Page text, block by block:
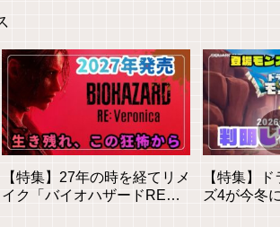
【特集】27年の時を経てリメ
イク「バイオハザードREベ
【特集】
ズ4が今冬